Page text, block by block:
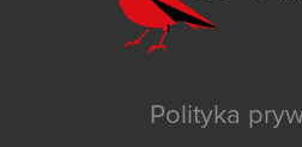
Polityka